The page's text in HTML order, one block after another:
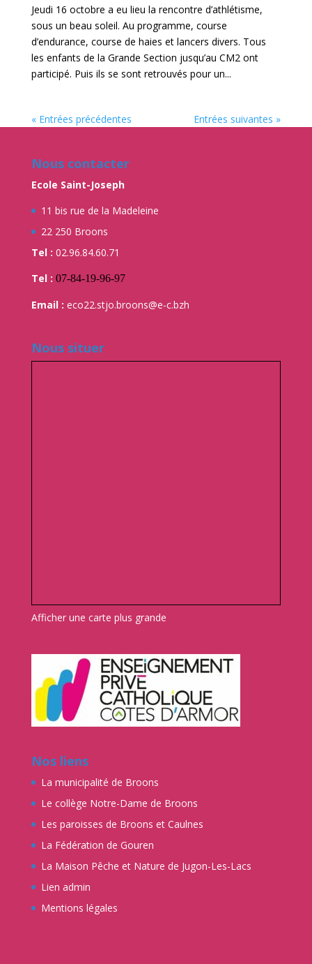
Jeudi 16 octobre a eu lieu la rencontre d’athlétisme,
sous un beau soleil. Au programme, course
d’endurance, course de haies et lancers divers. Tous
les enfants de la Grande Section jusqu’au CM2 ont
participé. Puis ils se sont retrouvés pour un...
« Entrées précédentes Entrées suivantes »
Nous contacter
Ecole Saint-Joseph
11 bis rue de la Madeleine
22 250 Broons
Tel : 02.96.84.60.71
Tel : 07-84-19-96-97
Email : eco22.stjo.broons@e-c.bzh
Nous situer
Afficher une carte plus grande
Nos liens
La municipalité de Broons
Le collège Notre-Dame de Broons
Les paroisses de Broons et Caulnes
La Fédération de Gouren
La Maison Pêche et Nature de Jugon-Les-Lacs
Lien admin
Mentions légales